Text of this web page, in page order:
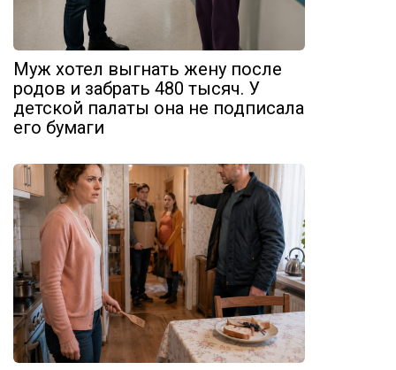
Муж хотел выгнать жену после
родов и забрать 480 тысяч. У
детской палаты она не подписала
его бумаги